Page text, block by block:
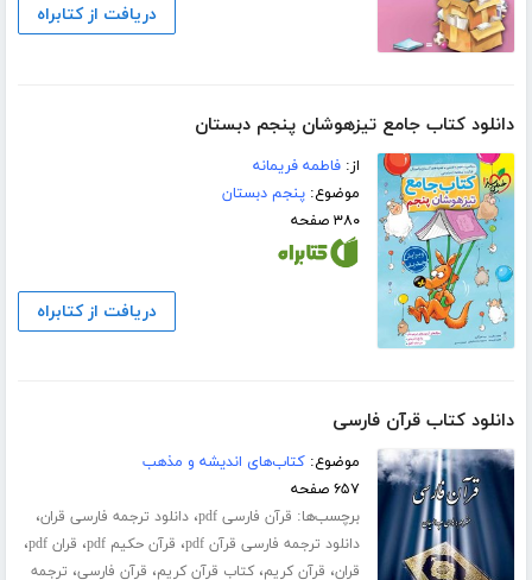
دریافت از کتابراه
دانلود کتاب جامع تیزهوشان پنجم دبستان
از:فاطمه فریمانه
موضوع:پنجم دبستان
۳۸۰ صفحه
دریافت از کتابراه
دانلود کتاب قرآن فارسی
موضوع:کتاب‌های اندیشه و مذهب
۶۵۷ صفحه
برچسب‌ها: قرآن فارسی pdf ،دانلود ترجمه فارسی قران،
دانلود ترجمه فارسی قرآن pdf ، قرآن حکیم pdf ، قران pdf ،
قران، قرآن کریم،کتاب قرآن کریم، قرآن فارسی، ترجمه